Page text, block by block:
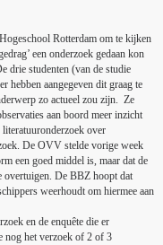
Rotterdam om te kijken
een onderzoek gedaan kon
drie studenten (van de studie
hebben aangegeven dit graag te
zo actueel zou zijn. Ze
aan boord meer inzicht
over
De OVV stelde vorige week
een goed middel is, maar dat de
overtuigen. De BBZ hoopt dat
weerhoudt om hiermee aan
en de enquête die er
nog het verzoek of 2 of 3